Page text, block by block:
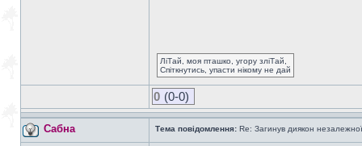
ЛіТай, моя пташко, угору зліТай,
Спіткнутись, упасти нікому не дай
0 (0-0)
Сабна Тема повідомлення: Re: Загинув диякон